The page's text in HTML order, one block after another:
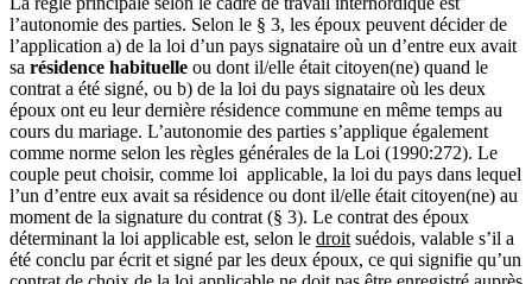
l’autonomie des parties. Selon le § 3, les époux peuvent décider de
l’application a) de la loi d’un pays signataire où un d’entre eux avait
sa résidence habituelle ou dont il/elle était citoyen(ne) quand le
contrat a été signé, ou b) de la loi du pays signataire où les deux
époux ont eu leur dernière résidence commune en même temps au
cours du mariage. L’autonomie des parties s’applique également
comme norme selon les règles générales de la Loi (1990:272). Le
couple peut choisir, comme loi applicable, la loi du pays dans lequel
l’un d’entre eux avait sa résidence ou dont il/elle était citoyen(ne) au
moment de la signature du contrat (§ 3). Le contrat des époux
déterminant la loi applicable est, selon le droit suédois, valable s’il a
été conclu par écrit et signé par les deux époux, ce qui signifie qu’un